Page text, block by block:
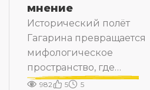
мнение
Исторический полёт
Гагарина превращается
мифологическое
пространство, где
рождается Герой
982 5 5